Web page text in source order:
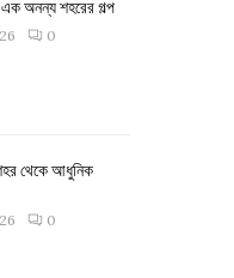
অনন্য শহরের গল্প
0
থেকে আধুনিক
0